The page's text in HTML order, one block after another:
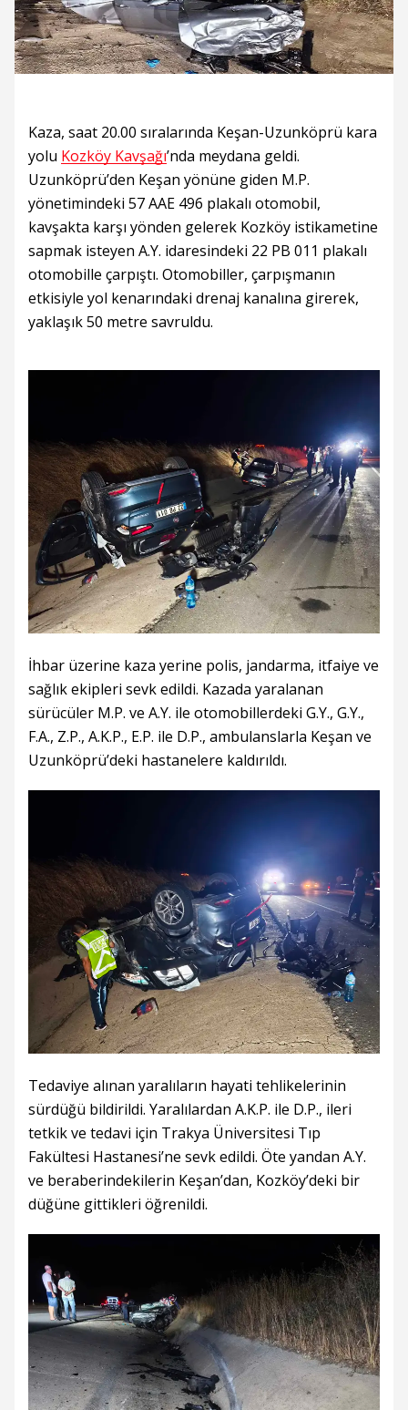
Kaza, saat 20.00 sıralarında Keşan-Uzunköprü kara
yolu Kozköy Kavşağı’nda meydana geldi.
Uzunköprü’den Keşan yönüne giden M.P.
yönetimindeki 57 AAE 496 plakalı otomobil,
kavşakta karşı yönden gelerek Kozköy istikametine
sapmak isteyen A.Y. idaresindeki 22 PB 011 plakalı
otomobille çarpıştı. Otomobiller, çarpışmanın
etkisiyle yol kenarındaki drenaj kanalına girerek,
yaklaşık 50 metre savruldu.
İhbar üzerine kaza yerine polis, jandarma, itfaiye ve
sağlık ekipleri sevk edildi. Kazada yaralanan
sürücüler M.P. ve A.Y. ile otomobillerdeki G.Y., G.Y.,
F.A., Z.P., A.K.P., E.P. ile D.P., ambulanslarla Keşan ve
Uzunköprü’deki hastanelere kaldırıldı.
Tedaviye alınan yaralıların hayati tehlikelerinin
sürdüğü bildirildi. Yaralılardan A.K.P. ile D.P., ileri
tetkik ve tedavi için Trakya Üniversitesi Tıp
Fakültesi Hastanesi’ne sevk edildi. Öte yandan A.Y.
ve beraberindekilerin Keşan’dan, Kozköy’deki bir
düğüne gittikleri öğrenildi.